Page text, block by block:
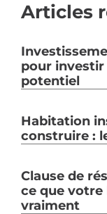
Articles
pour
potentiel
Habitation
construire :
Clause de
ce que votre
vraiment